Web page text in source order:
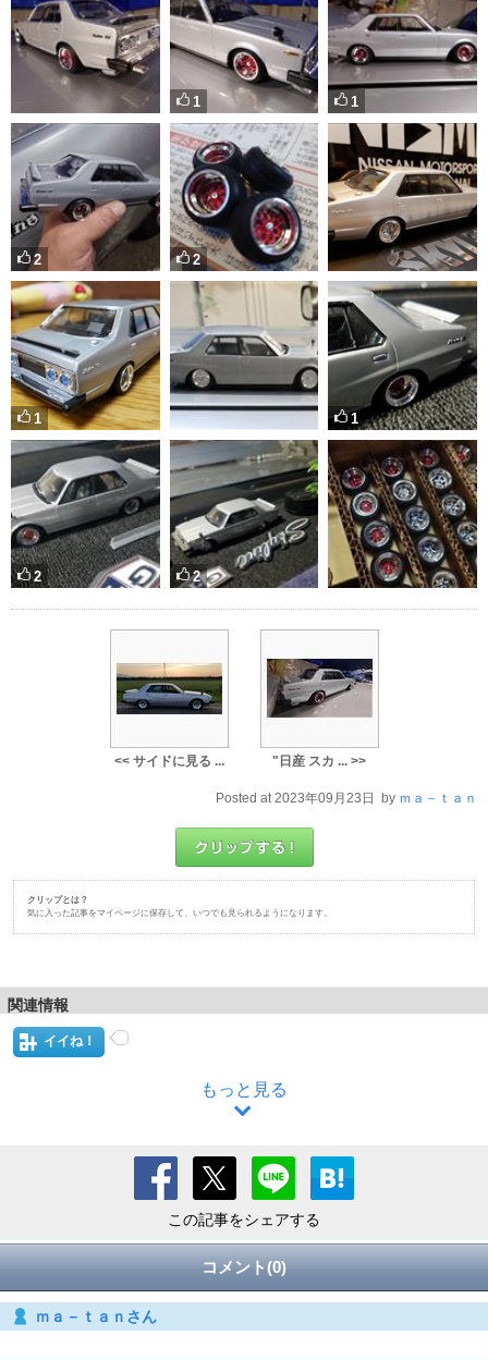
1 1
2 2
1 1
2 2
<< サイドに見る ... "日産 スカ ... >>
Posted at 2023年09月23日 by ｍａ－ｔａｎ
クリップとは？
気に入った記事をマイページに保存して、いつでも見られるようになります。
関連情報
イイね！
もっと見る
この記事をシェアする
コメント(0)
ｍａ－ｔａｎさん